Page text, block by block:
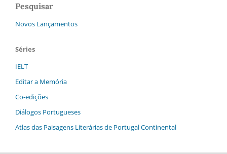
Pesquisar
Novos Lançamentos
Séries
IELT
Editar a Memória
Co-edições
Diálogos Portugueses
Atlas das Paisagens Literárias de Portugal Continental